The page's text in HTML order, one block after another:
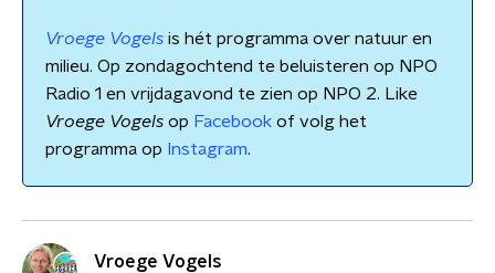
Vroege Vogels is hét programma over natuur en
milieu. Op zondagochtend te beluisteren op NPO
Radio 1 en vrijdagavond te zien op NPO 2. Like
Vroege Vogels op Facebook of volg het
programma op Instagram.
Vroege Vogels